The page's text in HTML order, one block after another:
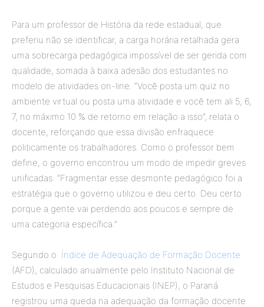
Para um professor de História da rede estadual, que
preferiu não se identificar, a carga horária retalhada gera
uma sobrecarga pedagógica impossível de ser gerida com
qualidade, somada à baixa adesão dos estudantes no
modelo de atividades on-line. “Você posta um quiz no
ambiente virtual ou posta uma atividade e você tem ali 5, 6,
7, no máximo 10 % de retorno em relação a isso”, relata o
docente, reforçando que essa divisão enfraquece
politicamente os trabalhadores. Como o professor bem
define, o governo encontrou um modo de impedir greves
unificadas: “Fragmentar esse desmonte pedagógico foi a
estratégia que o governo utilizou e deu certo. Deu certo
porque a gente vai perdendo aos poucos e sempre de
uma categoria específica.”
Segundo o Índice de Adequação de Formação Docente
(AFD), calculado anualmente pelo Instituto Nacional de
Estudos e Pesquisas Educacionais (INEP), o Paraná
registrou uma queda na adequação da formação docente